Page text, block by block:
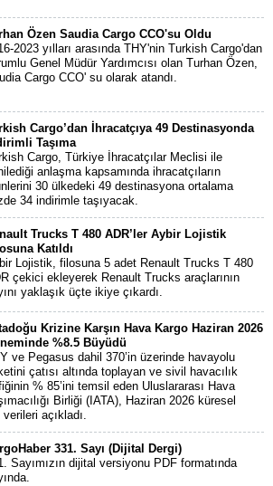
Özen Saudia Cargo CCO'su Oldu
2023 yılları arasında THY'nin Turkish Cargo'dan
Genel Müdür Yardımcısı olan Turhan Özen,
Cargo CCO' su olarak atandı.
Cargo’dan İhracatçıya 49 Destinasyonda
Taşıma
Cargo, Türkiye İhracatçılar Meclisi ile
anlaşma kapsamında ihracatçıların
30 ülkedeki 49 destinasyona ortalama
34 indirimle taşıyacak.
Trucks T 480 ADR’ler Aybir Lojistik
Katıldı
Lojistik, filosuna 5 adet Renault Trucks T 480
çekici ekleyerek Renault Trucks araçlarının
yaklaşık üçte ikiye çıkardı.
Krizine Karşın Hava Kargo Haziran 2026
%8.5 Büyüdü
ve Pegasus dahil 370’in üzerinde havayolu
çatısı altında toplayan ve sivil havacılık
% 85’ini temsil eden Uluslararası Hava
Birliği (IATA), Haziran 2026 küresel
açıkladı.
331. Sayı (Dijital Dergi)
Sayımızın dijital versiyonu PDF formatında